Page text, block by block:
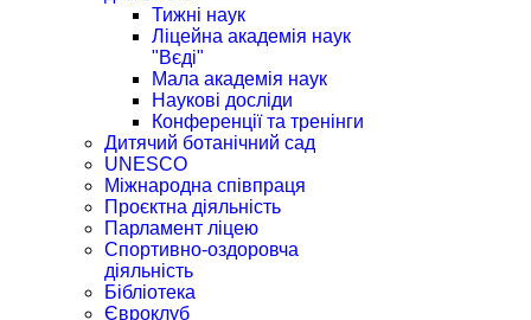
Тижні наук
Ліцейна академія наук
"Вєді"
Мала академія наук
Наукові досліди
Конференції та тренінги
Дитячий ботанічний сад
UNESCO
Міжнародна співпраця
Проєктна діяльність
Парламент ліцею
Спортивно-оздоровча
діяльність
Бібліотека
Євроклуб